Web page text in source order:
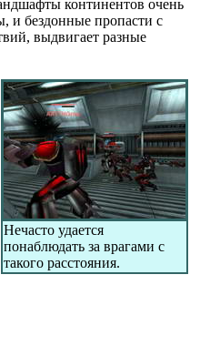
континентов очень
и бездонные пропасти с
выдвигает разные
Нечасто удается
понаблюдать за врагами с
такого расстояния.